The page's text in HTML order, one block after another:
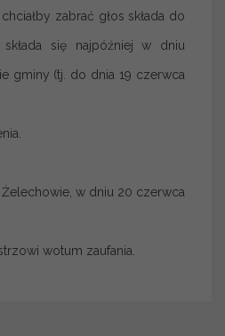
zabrać głos składa do
się najpóźniej w dniu
gminy (tj. do dnia 19 czerwca
w dniu 20 czerwca
wotum zaufania.